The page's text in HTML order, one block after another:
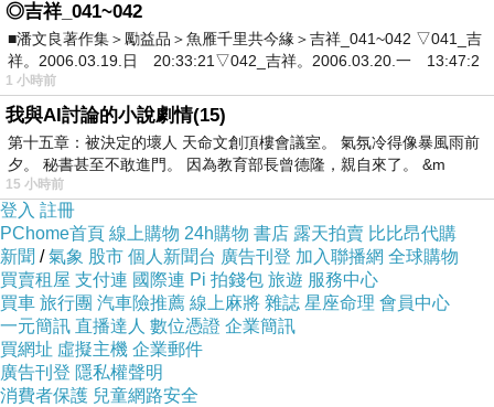
【元祖】精緻花生麻糬禮盒12入-盒(全素)
商品網址:
◎吉祥_041~042
■潘文良著作集＞勵益品＞魚雁千里共今緣＞吉祥_041~042 ▽041_吉
祥。2006.03.19.日 20:33:21▽042_吉祥。2006.03.20.一 13:47:2
1 小時前
我與AI討論的小說劇情(15)
第十五章：被決定的壞人 天命文創頂樓會議室。 氣氛冷得像暴風雨前
夕。 秘書甚至不敢進門。 因為教育部長曾德隆，親自來了。 &m
15 小時前
登入 註冊
PChome首頁 線上購物 24h購物 書店 露天拍賣 比比昂代購
新聞 /氣象 股市 個人新聞台 廣告刊登 加入聯播網 全球購物
買賣租屋 支付連 國際連 Pi 拍錢包 旅遊 服務中心
買車 旅行團 汽車險推薦 線上麻將 雜誌 星座命理 會員中心
一元簡訊 直播達人 數位憑證 企業簡訊
買網址 虛擬主機 企業郵件
廣告刊登 隱私權聲明
消費者保護 兒童網路安全